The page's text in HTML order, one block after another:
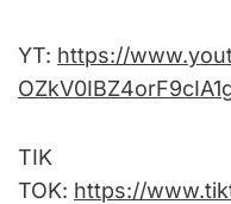
YT: https://
TIK
TOK: https://